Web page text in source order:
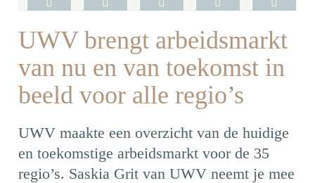
UWV brengt arbeidsmarkt
van nu en van toekomst in
beeld voor alle regio’s
UWV maakte een overzicht van de huidige
en toekomstige arbeidsmarkt voor de 35
regio’s. Saskia Grit van UWV neemt je mee